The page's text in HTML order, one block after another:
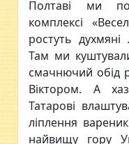
Полтаві ми
комплексі
ростуть духмяні
Там ми
смачнючий обід
Віктором. А
Татарові
ліплення
найвищу гору